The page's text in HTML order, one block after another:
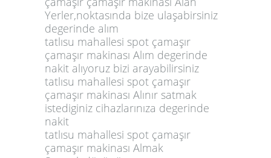
Yerler,noktasında bize ulaşabirsiniz
degerinde alım
tatlısu mahallesi spot çamaşır
çamaşır makinası Alım degerinde
nakit alıyoruz bizi arayabilirsiniz
tatlısu mahallesi spot çamaşır
çamaşır makinası Alınır satmak
istediginiz cihazlarınıza degerinde
nakit
tatlısu mahallesi spot çamaşır
çamaşır makinası Almak